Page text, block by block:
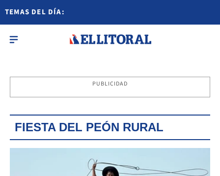
TEMAS DEL DÍA:
PUBLICIDAD
FIESTA DEL PEÓN RURAL